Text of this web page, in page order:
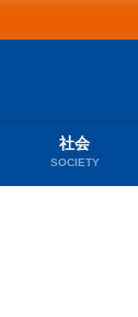
社会
SOCIETY